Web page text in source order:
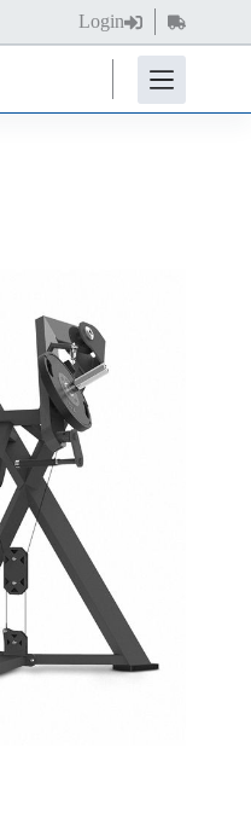
Login
Carro
de
compra